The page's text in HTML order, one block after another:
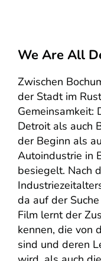
We Are All
Zwischen
der Stadt im
Gemeinsamkeit:
Detroit als auch
der Beginn als
Autoindustrie in
besiegelt. Nach
da auf der
Film lernt der
kennen, die von
sind und deren